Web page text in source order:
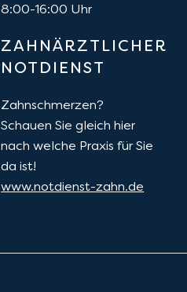
8:00-16:00 Uhr
ZAHNÄRZTLICHER
NOTDIENST
Zahnschmerzen?
Schauen Sie gleich hier
nach welche Praxis für Sie
da ist!
www.notdienst-zahn.de